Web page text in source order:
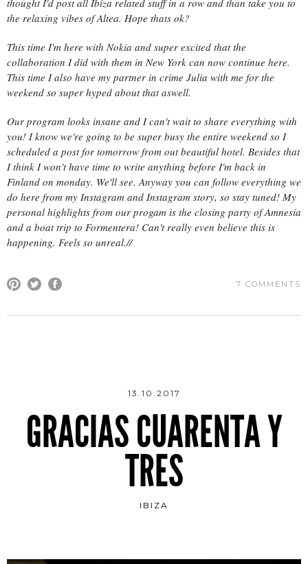
the relaxing vibes of Altea. Hope thats ok?
This time I'm here with Nokia and super excited that the
collaboration I did with them in New York can now continue here.
This time I also have my partner in crime Julia with me for the
weekend so super hyped about that aswell.
Our program looks insane and I can't wait to share everything with
you! I know we're going to be super busy the entire weekend so I
scheduled a post for tomorrow from out beautiful hotel. Besides that
I think I won't have time to write anything before I'm back in
Finland on monday. We'll see. Anyway you can follow everything we
do here from my Instagram and Instagram story, so stay tuned! My
personal highlights from our progam is the closing party of Amnesia
and a boat trip to Formentera! Can't really even believe this is
happening. Feels so unreal.//
7 COMMENTS
13.10.2017
GRACIAS CUARENTA Y
TRES
IBIZA